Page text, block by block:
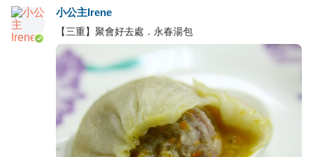
小公主Irene
【三重】聚會好去處．永春湯包